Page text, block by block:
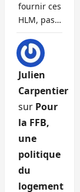
fournir ces
HLM, pas…
Julien
Carpentier
sur Pour
la FFB,
une
politique
du
logement